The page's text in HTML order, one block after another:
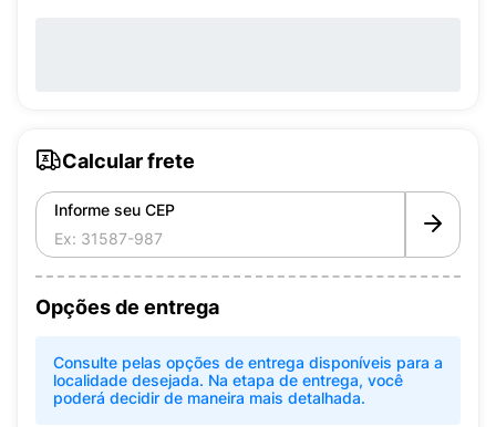
Calcular frete
Informe seu CEP
Opções de entrega
Consulte pelas opções de entrega disponíveis para a
localidade desejada. Na etapa de entrega, você
poderá decidir de maneira mais detalhada.